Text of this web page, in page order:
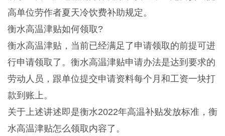
高单位劳作者夏天冷饮费补助规定。
衡水高温津贴如何领取?
衡水高温津贴，当前已经满足了申请领取的前提可进
行申请领取了。衡水高温津贴申请办法是达到要求的
劳动人员，跟单位提交申请资料每个月和工资一块打
款到账上。
关于上述讲述即是衡水2022年高温补贴发放标准，衡
水高温津贴怎么领取内容了。